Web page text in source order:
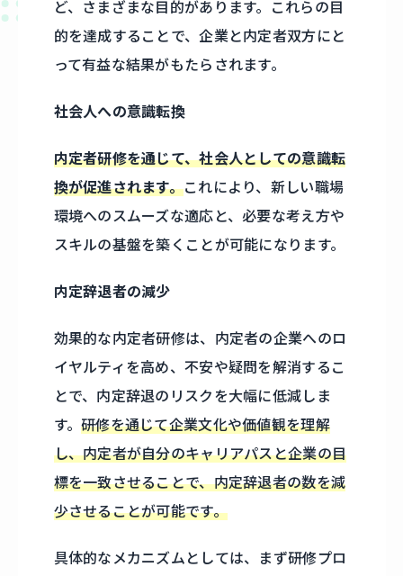
ど、さまざまな目的があります。これらの目
的を達成することで、企業と内定者双方にと
って有益な結果がもたらされます。
社会人への意識転換
内定者研修を通じて、社会人としての意識転
換が促進されます。これにより、新しい職場
環境へのスムーズな適応と、必要な考え方や
スキルの基盤を築くことが可能になります。
内定辞退者の減少
効果的な内定者研修は、内定者の企業へのロ
イヤルティを高め、不安や疑問を解消するこ
とで、内定辞退のリスクを大幅に低減しま
す。研修を通じて企業文化や価値観を理解
し、内定者が自分のキャリアパスと企業の目
標を一致させることで、内定辞退者の数を減
少させることが可能です。
具体的なメカニズムとしては、まず研修プロ